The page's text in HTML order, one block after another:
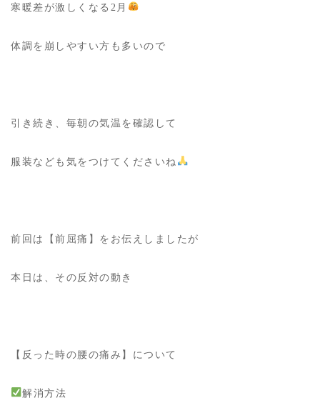
寒暖差が激しくなる2月
体調を崩しやすい方も多いので
引き続き、毎朝の気温を確認して
服装なども気をつけてくださいね
前回は【前屈痛】をお伝えしましたが
本日は、その反対の動き
【反った時の腰の痛み】について
解消方法